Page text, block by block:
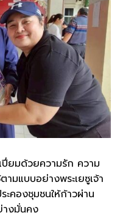
ปี่ยมด้วยความรัก ความ
มแบบอย่างพระเยซูเจ้า
ะคองชุมชนให้ก้าวผ่าน
างมั่นคง